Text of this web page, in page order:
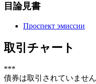
目論見書
Проспект эмиссии
取引チャート
***
債券は取引されていませ